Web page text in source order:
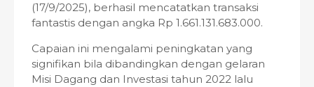
(17/9/2025), berhasil mencatatkan transaksi
fantastis dengan angka Rp 1.661.131.683.000.
Capaian ini mengalami peningkatan yang
signifikan bila dibandingkan dengan gelaran
Misi Dagang dan Investasi tahun 2022 lalu